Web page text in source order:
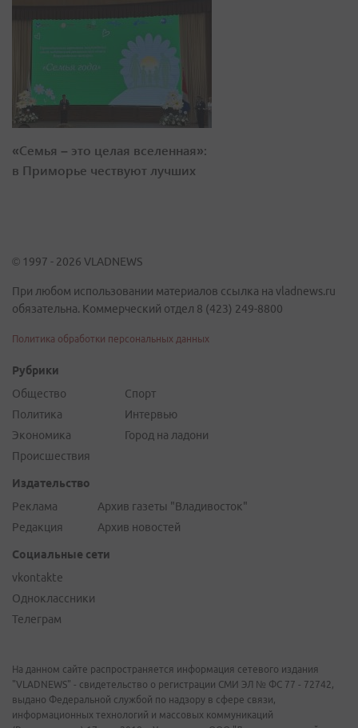
«Семья – это целая вселенная»:
в Приморье чествуют лучших
© 1997 - 2026 VLADNEWS
При любом использовании материалов ссылка на vladnews.ru
обязательна. Коммерческий отдел 8 (423) 249-8800
Политика обработки персональных данных
Рубрики
Общество
Политика
Экономика
Происшествия
Спорт
Интервью
Город на ладони
Издательство
Реклама
Редакция
Архив газеты "Владивосток"
Архив новостей
Социальные сети
vkontakte
Одноклассники
Телеграм
На данном сайте распространяется информация сетевого издания
"VLADNEWS" - свидетельство о регистрации СМИ ЭЛ № ФС 77 - 72742,
выдано Федеральной службой по надзору в сфере связи,
информационных технологий и массовых коммуникаций